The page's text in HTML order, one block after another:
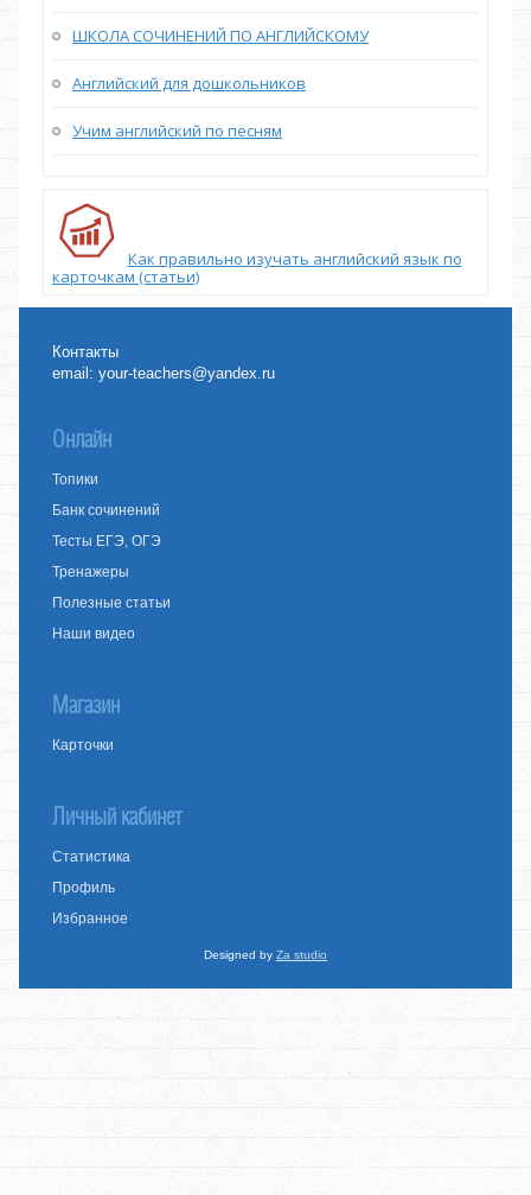
ШКОЛА СОЧИНЕНИЙ ПО АНГЛИЙСКОМУ
Английский для дошкольников
Учим английский по песням
Как правильно изучать английский язык по
карточкам (статьи)
Контакты
email:your-teachers@yandex.ru
Онлайн
Топики
Банк сочинений
Тесты ЕГЭ, ОГЭ
Тренажеры
Полезные статьи
Наши видео
Магазин
Карточки
Личный кабинет
Статистика
Профиль
Избранное
Designed by Za studio